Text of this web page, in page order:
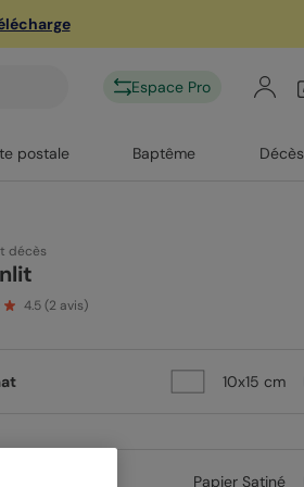
Espace Pro
postale Baptême Décès
décès
4.5(2 avis)
10x15 cm
Papier Satiné